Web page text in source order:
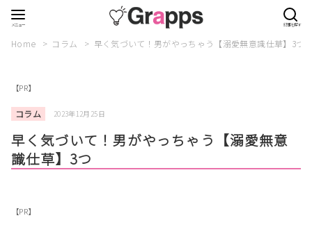
Home コラム 早く気づいて！男がやっちゃう【溺愛無意識仕草】3つ
【PR】
コラム 2023年12月25日
早く気づいて！男がやっちゃう【溺愛無意
識仕草】3つ
【PR】